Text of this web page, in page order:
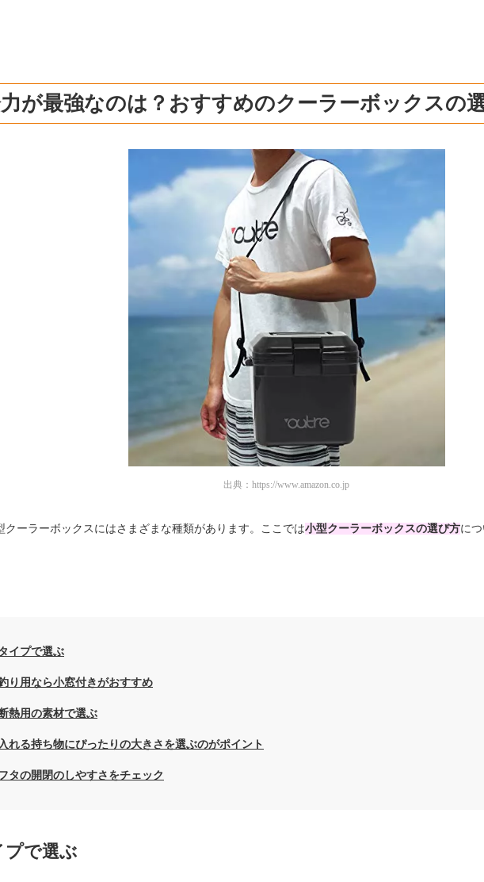
が最強なのは？おすすめのクーラーボックスの
出典： https://www.amazon.co.jp
クーラーボックスにはさまざまな種類があります。ここでは小型クーラーボックスの選び方に
イプで選ぶ
り用なら小窓付きがおすすめ
熱用の素材で選ぶ
れる持ち物にぴったりの大きさを選ぶのがポイント
タの開閉のしやすさをチェック
プで選ぶ